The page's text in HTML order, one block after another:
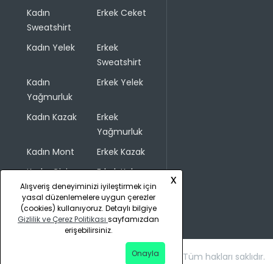
Kadın
Sweatshirt
Kadın Yelek
Kadın
Yağmurluk
Kadın Kazak
Kadın Mont
Kadın Giyim
Erkek Ceket
Erkek
Sweatshirt
Erkek Yelek
Erkek
Yağmurluk
Erkek Kazak
Erkek Kaban
Copyright © 2026 COLINS. Tüm hakları saklıdır.
Alışveriş deneyiminizi iyileştirmek için
yasal düzenlemelere uygun çerezler
(cookies) kullanıyoruz. Detaylı bilgiye
Gizlilik ve Çerez Politikası sayfamızdan
erişebilirsiniz.
Onayla
x